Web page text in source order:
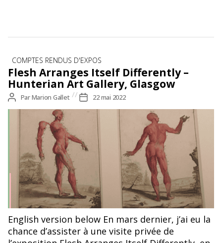
Catégories
COMPTES RENDUS D'EXPOS
Flesh Arranges Itself Differently –
Hunterian Art Gallery, Glasgow
Auteur
de
ParMarion Gallet
Date
de
l’article
22 mai 2022
© Marion Gallet
English version below En mars dernier, j’ai eu la
chance d’assister à une visite privée de